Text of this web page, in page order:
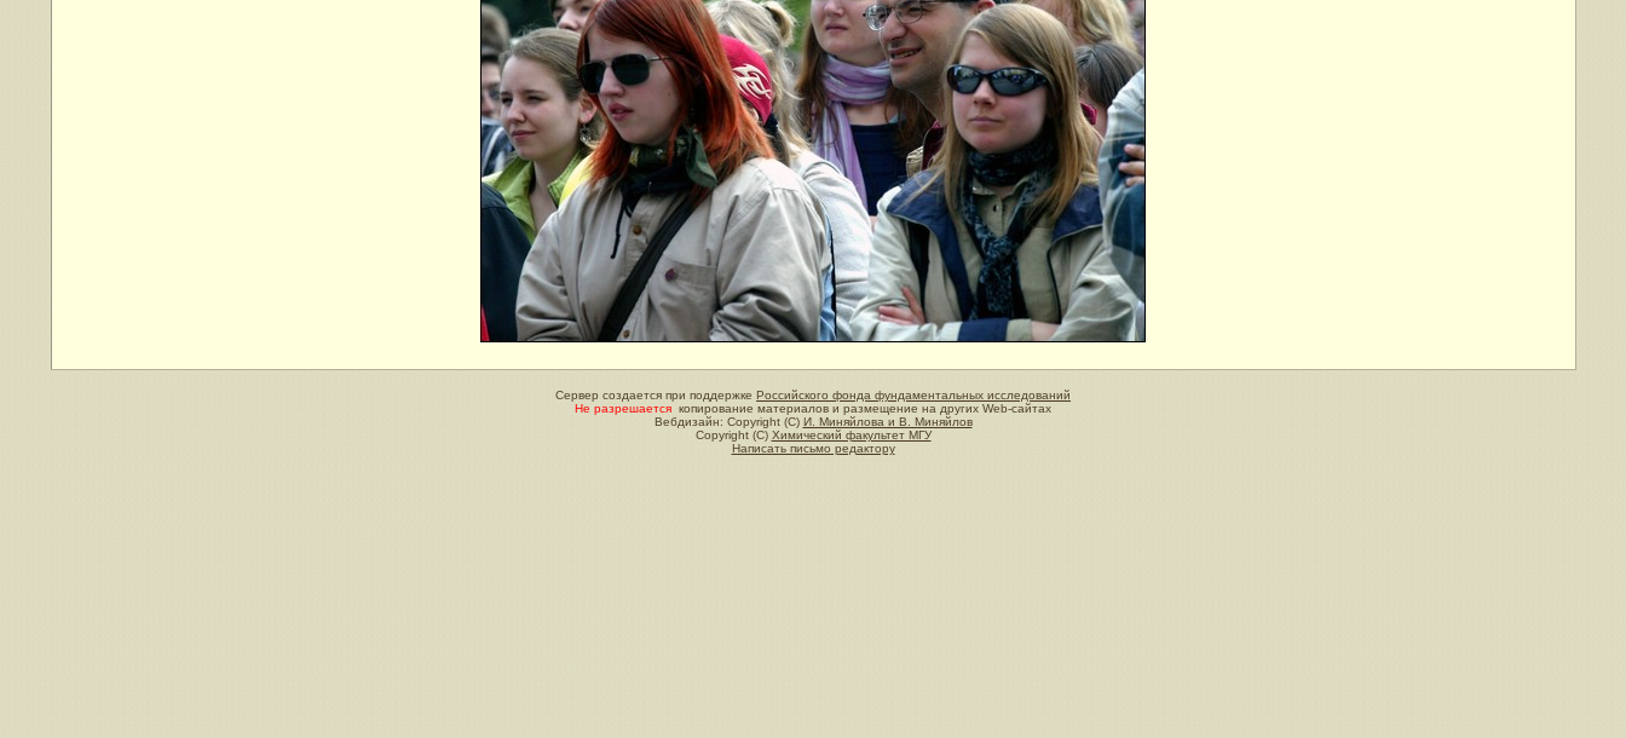
Сервер создается при поддержке Российского фонда фундаментальных исследований
Не разрешается копирование материалов и размещение на других Web-сайтах
Вебдизайн: Copyright (C) И. Миняйлова и В. Миняйлов
Copyright (C) Химический факультет МГУ
Написать письмо редактору